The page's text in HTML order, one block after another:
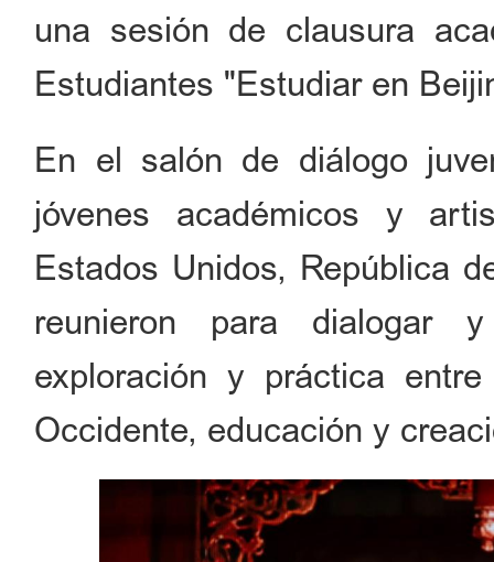
una sesión de clausura
Estudiantes "Estudiar en
En el salón de diálogo
jóvenes académicos y
Estados Unidos, República
reunieron para dialogar
exploración y práctica
Occidente, educación y